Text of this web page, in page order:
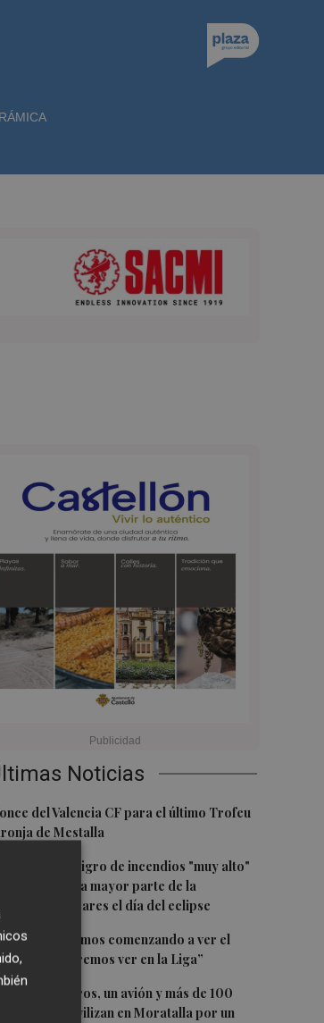
Noticias
del Valencia CF para el último Trofeu
de Mestalla
prevé peligro de incendios "muy alto"
"extremo" en la mayor parte de la
y Baleares el día del eclipse
“Estamos comenzando a ver el
que queremos ver en la Liga”
helicópteros, un avión y más de 100
se movilizan en Moratalla por un